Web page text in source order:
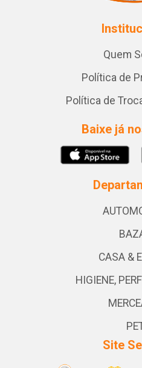
Quem
Política de
Política de
Baixe já
CASA &
HIGIENE,
Site